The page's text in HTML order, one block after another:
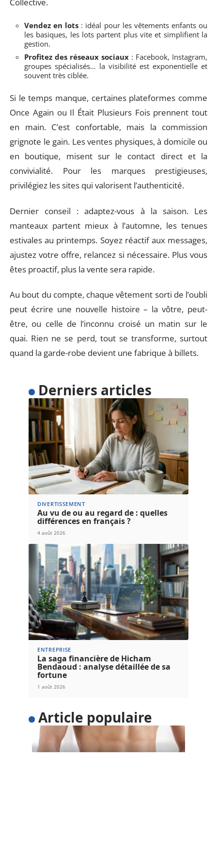
Vendez en lots : idéal pour les vêtements enfants ou
les basiques, les lots partent plus vite et simplifient la
gestion.
Profitez des réseaux sociaux : Facebook, Instagram,
groupes spécialisés… la visibilité est exponentielle et
souvent très ciblée.
Si le temps manque, certaines plateformes comme
Once Again ou Il Était Plusieurs Fois prennent tout
en main. C’est confortable, mais la commission
grignote le gain. Les ventes physiques, à domicile ou
en boutique, misent sur le contact direct et la
convivialité. Pour les marques prestigieuses,
privilégiez les sites qui valorisent l’authenticité.
Dernier conseil : adaptez-vous à la saison. Les
manteaux partent mieux à l’automne, les tenues
estivales au printemps. Soyez réactif aux messages,
ajustez votre offre, relancez si nécessaire. Plus vous
êtes proactif, plus la vente sera rapide.
Au bout du compte, chaque vêtement sorti de l’oubli
peut écrire une nouvelle histoire – la vôtre, peut-
être, ou celle de l’inconnu croisé un matin sur le
quai. Rien ne se perd, tout se transforme, surtout
quand la garde-robe devient une fabrique à billets.
Derniers articles
DIVERTISSEMENT
Au vu de ou au regard de : quelles
différences en français ?
4 août 2026
ENTREPRISE
La saga financière de Hicham
Bendaoud : analyse détaillée de sa
fortune
1 août 2026
Article populaire